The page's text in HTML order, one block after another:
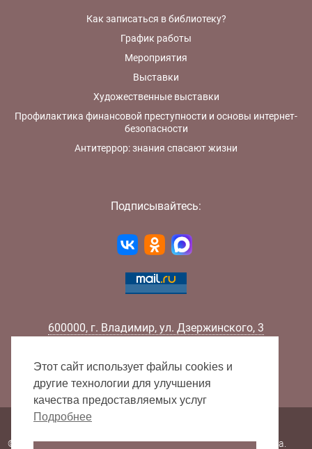
Как записаться в библиотеку?
График работы
Мероприятия
Выставки
Художественные выставки
Профилактика финансовой преступности и основы интернет-
безопасности
Антитеррор: знания спасают жизни
Подписывайтесь:
600000, г. Владимир, ул. Дзержинского, 3
Факс:
+7 (4922) 32-52-88
E-mail:
info@lib33.ru
© 2000 - 2026 Владимирская областная научная библиотека.
Этот сайт использует файлы cookies и
другие технологии для улучшения
качества предоставляемых услуг
Подробнее